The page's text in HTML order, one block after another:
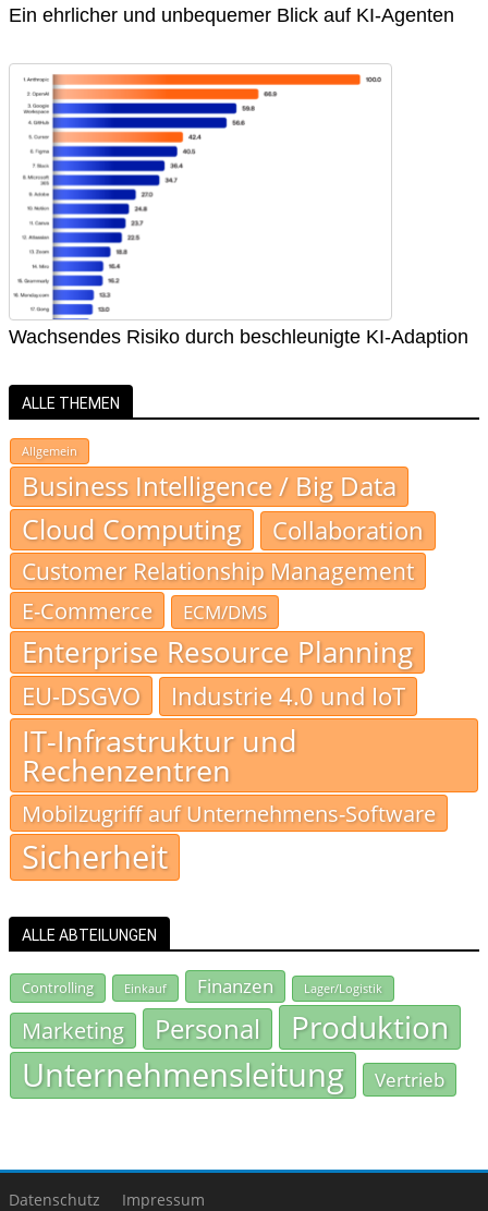
Ein ehrlicher und unbequemer Blick auf KI-Agenten
Wachsendes Risiko durch beschleunigte KI-Adaption
ALLE THEMEN
Allgemein
Business Intelligence / Big Data
Cloud Computing Collaboration
Customer Relationship Management
E-Commerce
ECM/DMS
Enterprise Resource Planning
EU-DSGVO Industrie 4.0 und IoT
IT-Infrastruktur und
Rechenzentren
Mobilzugriff auf Unternehmens-Software
Sicherheit
ALLE ABTEILUNGEN
Controlling Einkauf Finanzen Lager/Logistik
Marketing Personal Produktion
Unternehmensleitung Vertrieb
Datenschutz Impressum